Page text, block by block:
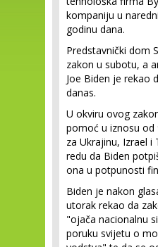
kompaniju u
godinu dana.
Predstavnički dom
zakon u subotu, a
Joe Biden je rekao
danas.
U okviru ovog
pomoć u iznosu od
za Ukrajinu, Izrael i
redu da Biden
ona u potpunosti
Biden je nakon
utorak rekao da
"ojača nacionalnu
poruku svijetu o